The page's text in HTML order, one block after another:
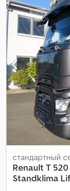
навигационная
фильтр,
стандартный
Renault T
Standklima